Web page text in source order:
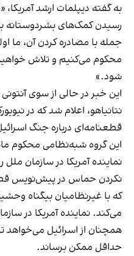
به گفته دیپلمات ارشد
رسیدن کمک‌های بشردوستانه
جمله با مصادره کردن آن، ما
محکوم می‌کنیم و تلاش خواهیم
شود.»
این خبر در حالی از سوی
نتانیاهو، اعلام شد که در
قطعنامه‌ای درباره جنگ
این گروه شبه‌نظامی محکوم
نماینده آمریکا در سازمان
نکردن حماس در پیش‌نویس
که با غیرنظامیان بیگناه
می‌کند. نماینده آمریکا در
همچنان از اسرائیل می‌خواهد
حداقل ممکن برساند.